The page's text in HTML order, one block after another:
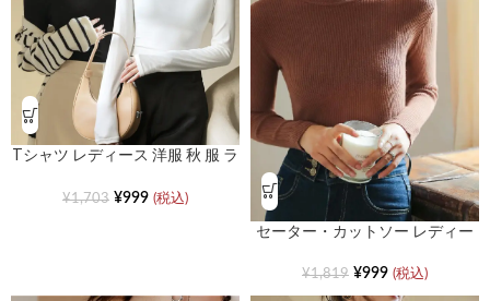
Tシャツ レディース 洋服 秋 服 ラ
¥1,703 ¥999 (税込)
セーター・カットソー レディー
ロングスリーブ・バーサタイル
¥1,819 ¥999 (税込)